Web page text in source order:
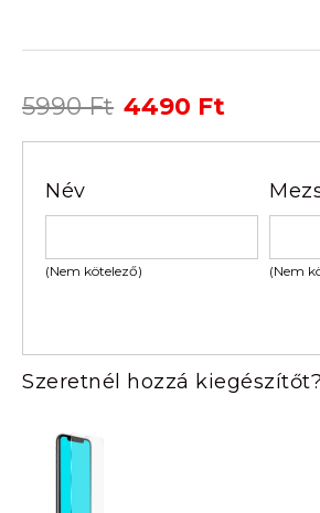
5990Ft Original
4490 Ft
4490 Ft.
Név
(Nem kötelező) (Nem
Szeretnél hozzá kiegészítőt?